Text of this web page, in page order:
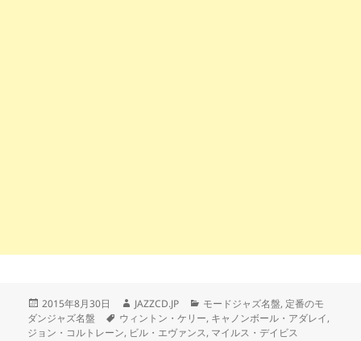
投
稿
日:
2015年8月30日
作
成
者
JAZZCD.JP
カ
テ
ゴ
モードジャズ名盤, 定番のモ
ダンジャズ名盤
タ
グ
ウィントン・ケリー, キャノンボール・アダレイ,
ジョン・コルトレーン, ビル・エヴァンス, マイルス・デイビス